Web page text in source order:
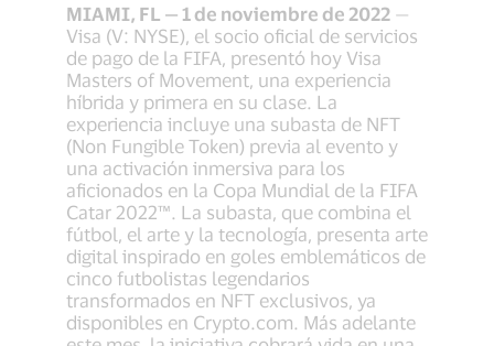
MIAMI, FL — 1 de noviembre de 2022 —
Visa (V: NYSE), el socio oficial de servicios
de pago de la FIFA, presentó hoy Visa
Masters of Movement, una experiencia
híbrida y primera en su clase. La
experiencia incluye una subasta de NFT
(Non Fungible Token) previa al evento y
una activación inmersiva para los
aficionados en la Copa Mundial de la FIFA
Catar 2022™. La subasta, que combina el
fútbol, el arte y la tecnología, presenta arte
digital inspirado en goles emblemáticos de
cinco futbolistas legendarios
transformados en NFT exclusivos, ya
disponibles en Crypto.com. Más adelante